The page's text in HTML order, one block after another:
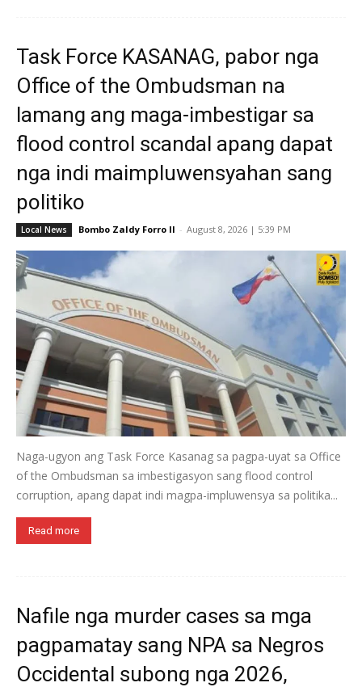
Task Force KASANAG, pabor nga
Office of the Ombudsman na
lamang ang maga-imbestigar sa
flood control scandal apang dapat
nga indi maimpluwensyahan sang
politiko
Local News Bombo Zaldy Forro II - August 8, 2026 | 5:39 PM
Naga-ugyon ang Task Force Kasanag sa pagpa-uyat sa Office
of the Ombudsman sa imbestigasyon sang flood control
corruption, apang dapat indi magpa-impluwensya sa politika...
Read more
Nafile nga murder cases sa mga
pagpamatay sang NPA sa Negros
Occidental subong nga 2026,